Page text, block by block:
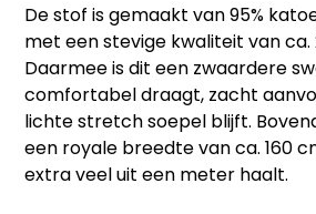
De stof is gemaakt van95%
met een stevige kwaliteit vanca.
Daarmee is dit een zwaardere
comfortabel draagt, zacht
lichte stretch soepel blijft.
een royale breedte vanca. 160
extra veel uit een meter haalt.